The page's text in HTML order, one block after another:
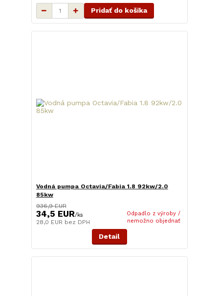
Pridať do košíka
Vodná pumpa Octavia/Fabia 1.8 92kw/2.0
85kw
936,9 EUR
34,5 EUR/ks
28,0 EUR bez DPH
Odpadlo z výroby /
nemožno objednať
Detail